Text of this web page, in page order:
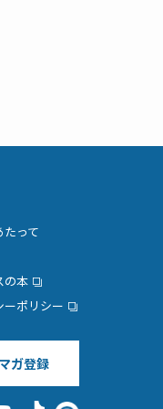
たって
の本
ーポリシー
ガ登録